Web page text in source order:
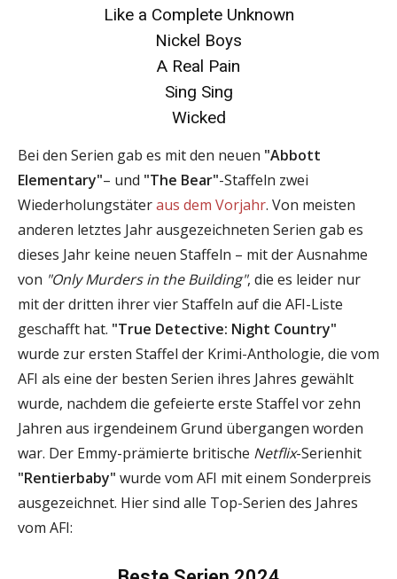
Like a Complete Unknown
Nickel Boys
A Real Pain
Sing Sing
Wicked
Bei den Serien gab es mit den neuen "Abbott
Elementary"– und "The Bear"-Staffeln zwei
Wiederholungstäteraus dem Vorjahr. Von meisten
anderen letztes Jahr ausgezeichneten Serien gab es
dieses Jahr keine neuen Staffeln – mit der Ausnahme
von "Only Murders in the Building", die es leider nur
mit der dritten ihrer vier Staffeln auf die AFI-Liste
geschafft hat. "True Detective: Night Country"
wurde zur ersten Staffel der Krimi-Anthologie, die vom
AFI als eine der besten Serien ihres Jahres gewählt
wurde, nachdem die gefeierte erste Staffel vor zehn
Jahren aus irgendeinem Grund übergangen worden
war. Der Emmy-prämierte britische Netflix-Serienhit
"Rentierbaby" wurde vom AFI mit einem Sonderpreis
ausgezeichnet. Hier sind alle Top-Serien des Jahres
vom AFI: